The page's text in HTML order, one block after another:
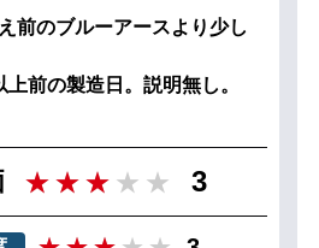
前のブルーアースより少し
前の製造日。説明無し。
3